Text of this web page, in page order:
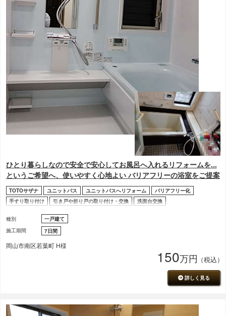
ひとり暮らしなので安全で安心してお風呂へ入れるリフォームを...
というご希望へ、使いやすく心地よい バリアフリーの浴室をご提案
TOTOサザナ ユニットバス ユニットバスへリフォーム
バリアフリー化
手すり取り付け
引き戸や折り戸の取り付け・交換
洗面台交換
種別
一戸建て
施工期間
7日間
岡山市南区若葉町 H様
150万円 （税込）
詳しく見る